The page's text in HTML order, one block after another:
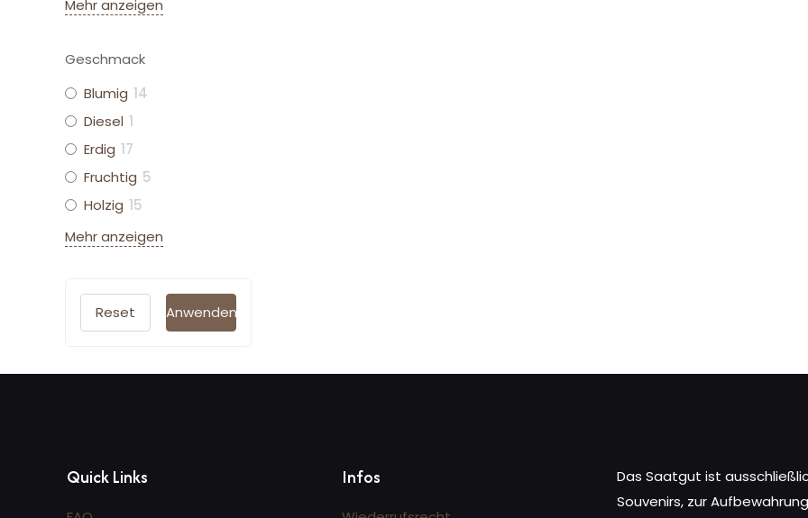
Mehr anzeigen
Geschmack
Blumig 14
Diesel 1
Erdig 17
Fruchtig 5
Holzig 15
Mehr anzeigen
Anwenden
Reset
Quick Links Infos
Das Saatgut ist
Souvenirs, zur